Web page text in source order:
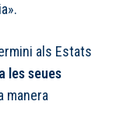
als Estats
les seues
manera